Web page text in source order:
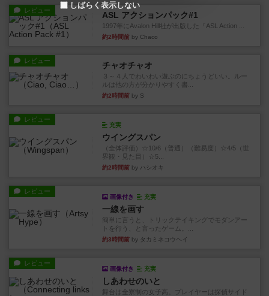
レビュー ASL アクションパック#1
1997年にAvalon Hill社が出版した『ASL Action ...
約2時間前 by Chaco
レビュー チャオチャオ
３～４人でわいわい遊ぶのにちょうどいい。ルー
ルは他の方が分かりやすく書...
約2時間前 by S
レビュー
充実
ウイングスパン
（全体評価）☆10/6（普通）（難易度）☆4/5（世
界観・見た目）☆5...
約2時間前 by ハシオキ
レビュー
画像付き 充実
一線を画す
簡単に言うと、トリックテイキングでモダンアー
トを行う、と言ったゲーム。...
約3時間前 by タカミネコウヘイ
レビュー
画像付き 充実
しあわせのいと
舞台は全寮制の女子高。プレイヤーは探偵サイド
しばらく表示しない